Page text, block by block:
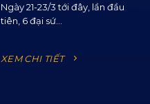
120 Loại Bia Thủ Công
Ngày 21-23/3 tới đây, lần đầu
tiên, 6 đại sứ...
XEM CHI TIẾT